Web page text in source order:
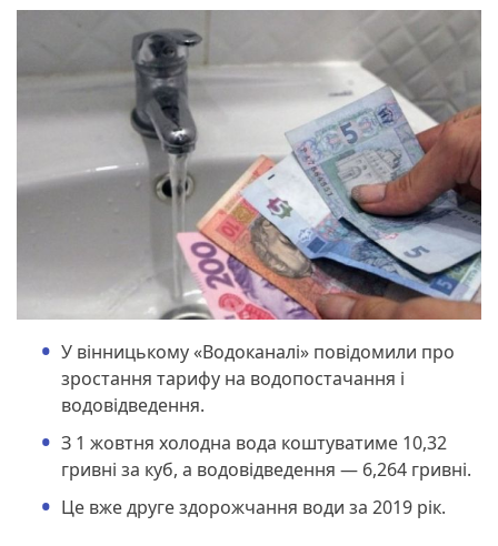
У вінницькому «Водоканалі» повідомили про
зростання тарифу на водопостачання і
водовідведення.
З 1 жовтня холодна вода коштуватиме 10,32
гривні за куб, а водовідведення — 6,264 гривні.
Це вже друге здорожчання води за 2019 рік.